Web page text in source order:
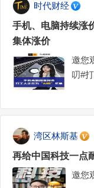
时代财经
手机、电脑持续涨
集体涨价
邀您
叨#
湾区林斯基
再给中国科技一点
邀您